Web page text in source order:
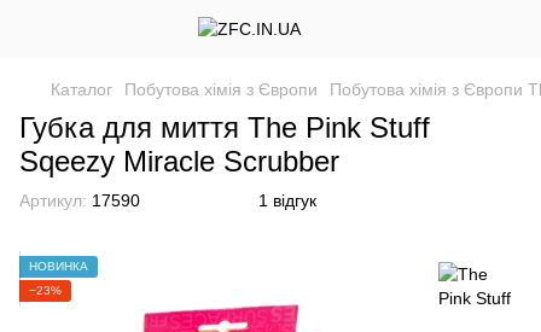
Каталог Побутова хімія з Європи Побутова хімія з Європи
Губка для миття The Pink Stuff
Sqeezy Miracle Scrubber
Артикул: 17590 1 відгук
НОВИНКА
−23%